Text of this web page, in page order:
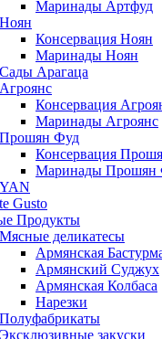
Маринады Артфуд
Ноян
Консервация Ноян
Маринады Ноян
Сады Арагаца
Агроянс
Консервация
Маринады Агроянс
Прошян Фуд
Консервация
Маринады Прошян
YAN
te Gusto
Продукты
Мясные деликатесы
Армянская
Армянский Суджух
Армянская Колбаса
Нарезки
Полуфабрикаты
Эксклюзивные закуски